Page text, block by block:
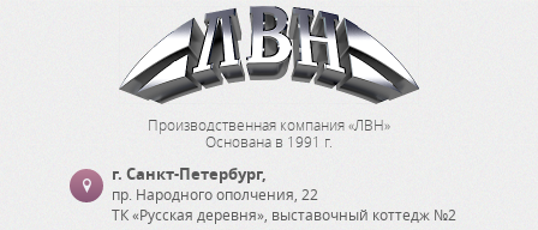
Производственная компания «ЛВН»
Основана в 1991 г.
г. Санкт-Петербург,
пр. Народного ополчения, 22
ТК «Русская деревня», выставочный коттедж №2